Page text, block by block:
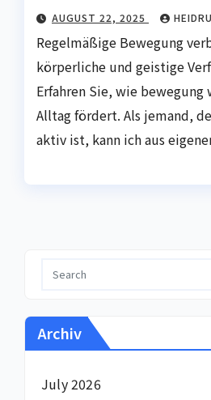
AUGUST 22, 2025
Regelmäßige Bewegung
körperliche und geistige
Erfahren Sie, wie
Alltag fördert. Als jemand,
aktiv ist, kann ich aus
Archiv
July 2026